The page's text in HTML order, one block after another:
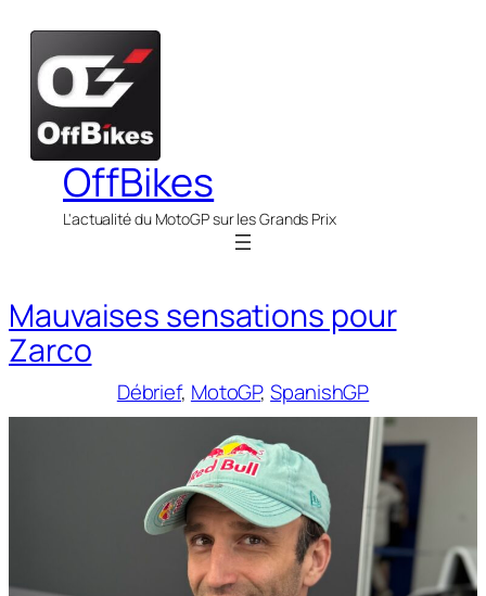
contenu
OffBikes
L'actualité du MotoGP sur les Grands Prix
Mauvaises sensations pour
Zarco
Débrief, MotoGP, SpanishGP